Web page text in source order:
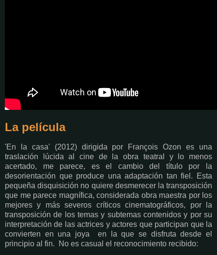
La película
'En la casa' (2012) dirigida por François Ozon es una
traslación lúcida al cine de la obra teatral y lo menos
acertado, me parece, es el cambio del título por la
desorientación que produce una adaptación tan fiel. Esta
pequeña disquisición no quiere desmerecer la transposición
que me parece magnífica, considerada obra maestra por los
mejores y más severos críticos cinematográficos, por la
transposición de los temas y subtemas contenidos y por su
interpretación de las actrices y actores que participan que la
convierten en una joya en la que se disfruta desde el
principio al fin. No es casual el reconocimiento recibido: